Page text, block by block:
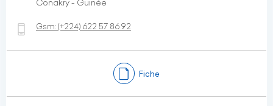
Conakry - Guinée
Gsm:(+224) 622 57 86 92
Fiche